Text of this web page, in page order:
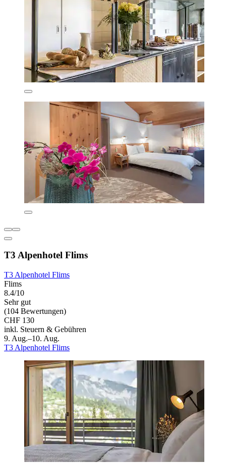
T3 Alpenhotel Flims
T3 Alpenhotel Flims
Flims
8.4/10
Sehr gut
(104 Bewertungen)
CHF 130
inkl. Steuern & Gebühren
9. Aug.–10. Aug.
T3 Alpenhotel Flims